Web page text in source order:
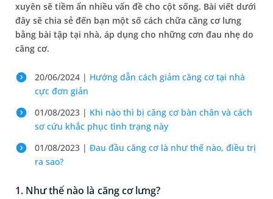
xuyên sẽ tiềm ẩn nhiều vấn đề cho cột sống. Bài viết dưới
đây sẽ chia sẻ đến bạn một số cách chữa căng cơ lưng
bằng bài tập tại nhà, áp dụng cho những cơn đau nhẹ do
căng cơ.
20/06/2024 | Hướng dẫn cách giảm căng cơ tại nhà
cực đơn giản
01/08/2023 | Khi nào thì bị căng cơ bàn chân và cách
sơ cứu khắc phục tình trạng này
01/08/2023 | Đau đầu căng cơ là như thế nào, điều trị
ra sao?
1. Như thế nào là căng cơ lưng?